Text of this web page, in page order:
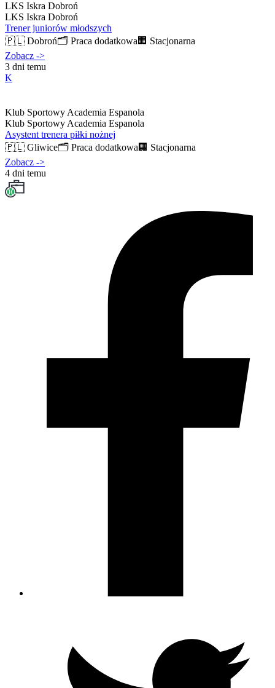
LKS Iskra Dobroń
LKS Iskra Dobroń
Trener juniorów młodszych
🇵🇱 Dobroń🗂️ Praca dodatkowa 🏢 Stacjonarna
Zobacz ->
3 dni temu
K
Klub Sportowy Academia Espanola
Klub Sportowy Academia Espanola
Asystent trenera piłki nożnej
🇵🇱 Gliwice🗂️ Praca dodatkowa 🏢 Stacjonarna
Zobacz ->
4 dni temu